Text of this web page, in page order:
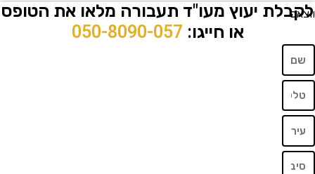
יעוץ מעו"ד תעבורה מלאו את הטופס
או חייגו:050-8090-057